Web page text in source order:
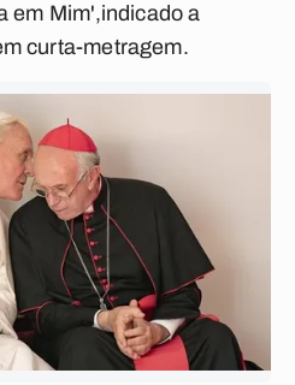
em Mim',indicado a
curta-metragem.